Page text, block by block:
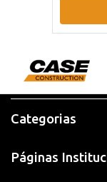
Categorias
Páginas